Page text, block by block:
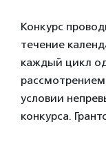
Конкурс
течение
каждый цикл
условии
конкурса.